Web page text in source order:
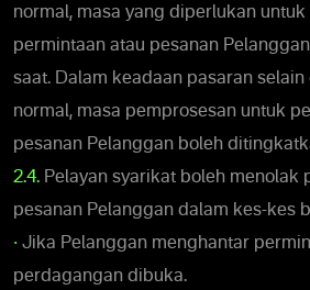
normal, masa yang diperlukan
permintaan atau pesanan
saat. Dalam keadaan pasaran
normal, masa pemprosesan untuk
pesanan Pelanggan boleh
2.4. Pelayan syarikat boleh menolak
pesanan Pelanggan dalam kes-kes
• Jika Pelanggan menghantar
perdagangan dibuka.